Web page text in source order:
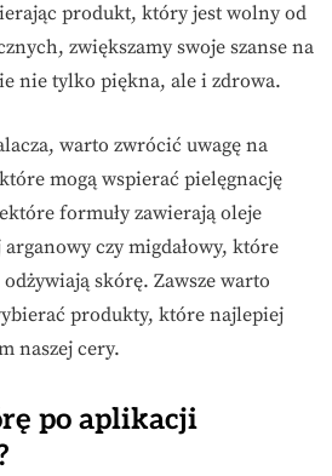
produkt, który jest wolny od
zwiększamy swoje szanse na
nie tylko piękna, ale i zdrowa.
warto zwrócić uwagę na
mogą wspierać pielęgnację
formuły zawierają oleje
czy migdałowy, które
skórę. Zawsze warto
produkty, które najlepiej
naszej cery.
po aplikacji